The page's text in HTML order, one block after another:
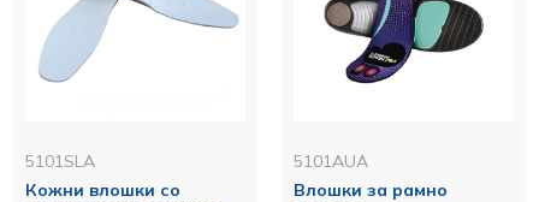
5101SLA
Кожни влошки со
5101AUA
Влошки за рамно